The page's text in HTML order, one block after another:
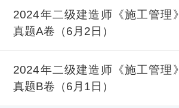
2024年二级建造师《施工管理》
真题A卷（6月2日）
2024年二级建造师《施工管理》
真题B卷（6月1日）